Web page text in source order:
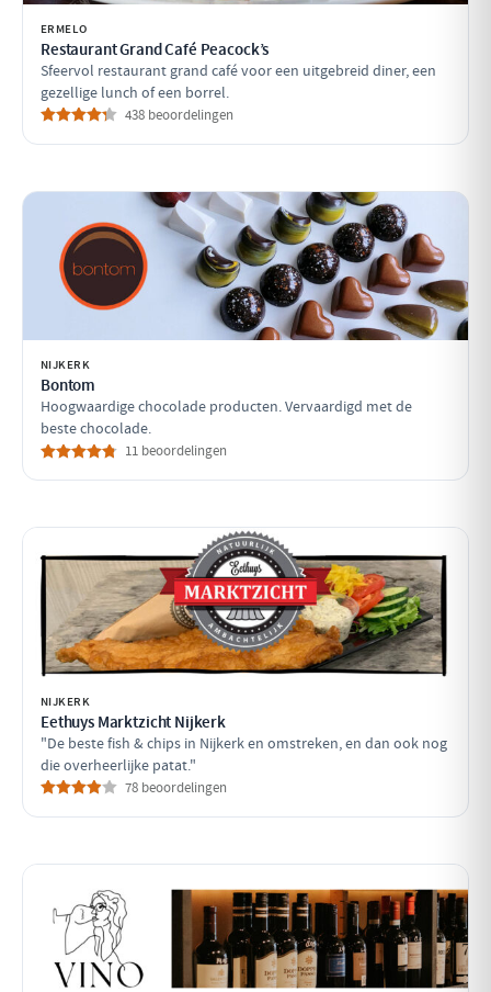
ERMELO
Restaurant Grand Café Peacock’s
Sfeervol restaurant grand café voor een uitgebreid diner, een
gezellige lunch of een borrel.
438 beoordelingen
NIJKERK
Bontom
Hoogwaardige chocolade producten. Vervaardigd met de
beste chocolade.
11 beoordelingen
NIJKERK
Eethuys Marktzicht Nijkerk
"De beste fish & chips in Nijkerk en omstreken, en dan ook nog
die overheerlijke patat."
78 beoordelingen